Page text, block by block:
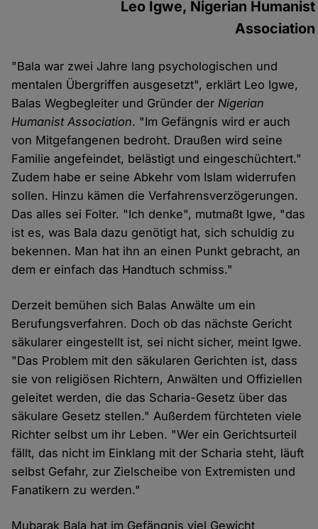
Leo Igwe, Nigerian Humanist
Association
"Bala war zwei Jahre lang psychologischen und
mentalen Übergriffen ausgesetzt", erklärt Leo Igwe,
Balas Wegbegleiter und Gründer derNigerian
Humanist Association. "Im Gefängnis wird er auch
von Mitgefangenen bedroht. Draußen wird seine
Familie angefeindet, belästigt und eingeschüchtert."
Zudem habe er seine Abkehr vom Islam widerrufen
sollen. Hinzu kämen die Verfahrensverzögerungen.
Das alles sei Folter. "Ich denke", mutmaßt Igwe, "das
ist es, was Bala dazu genötigt hat, sich schuldig zu
bekennen. Man hat ihn an einen Punkt gebracht, an
dem er einfach das Handtuch schmiss."
Derzeit bemühen sich Balas Anwälte um ein
Berufungsverfahren. Doch ob das nächste Gericht
säkularer eingestellt ist, sei nicht sicher, meint Igwe.
"Das Problem mit den säkularen Gerichten ist, dass
sie von religiösen Richtern, Anwälten und Offiziellen
geleitet werden, die das Scharia-Gesetz über das
säkulare Gesetz stellen." Außerdem fürchteten viele
Richter selbst um ihr Leben. "Wer ein Gerichtsurteil
fällt, das nicht im Einklang mit der Scharia steht, läuft
selbst Gefahr, zur Zielscheibe von Extremisten und
Fanatikern zu werden."
Mubarak Bala hat im Gefängnis viel Gewicht